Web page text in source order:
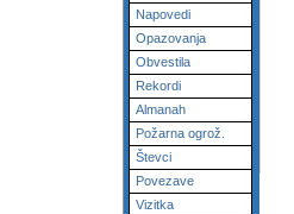
Napovedi
Opazovanja
Obvestila
Rekordi
Almanah
Požarna ogrož.
Števci
Povezave
Vizitka